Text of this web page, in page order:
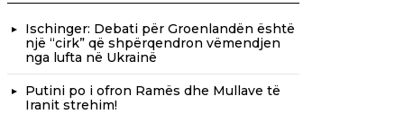
Ischinger: Debati për Groenlandën është
një “cirk” që shpërqendron vëmendjen
nga lufta në Ukrainë
Putini po i ofron Ramës dhe Mullave të
Iranit strehim!